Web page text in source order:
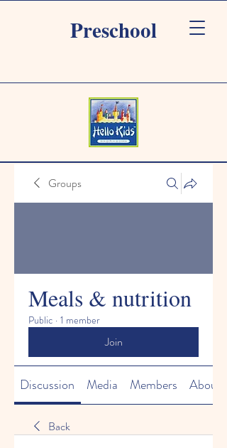
Preschool
Groups
Meals & nutrition
Public · 1 member
Join
Discussion Media Members About
Back